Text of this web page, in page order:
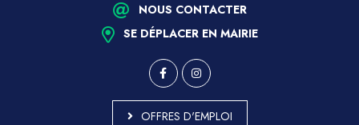
NOUS CONTACTER
SE DÉPLACER EN MAIRIE
OFFRES D'EMPLOI